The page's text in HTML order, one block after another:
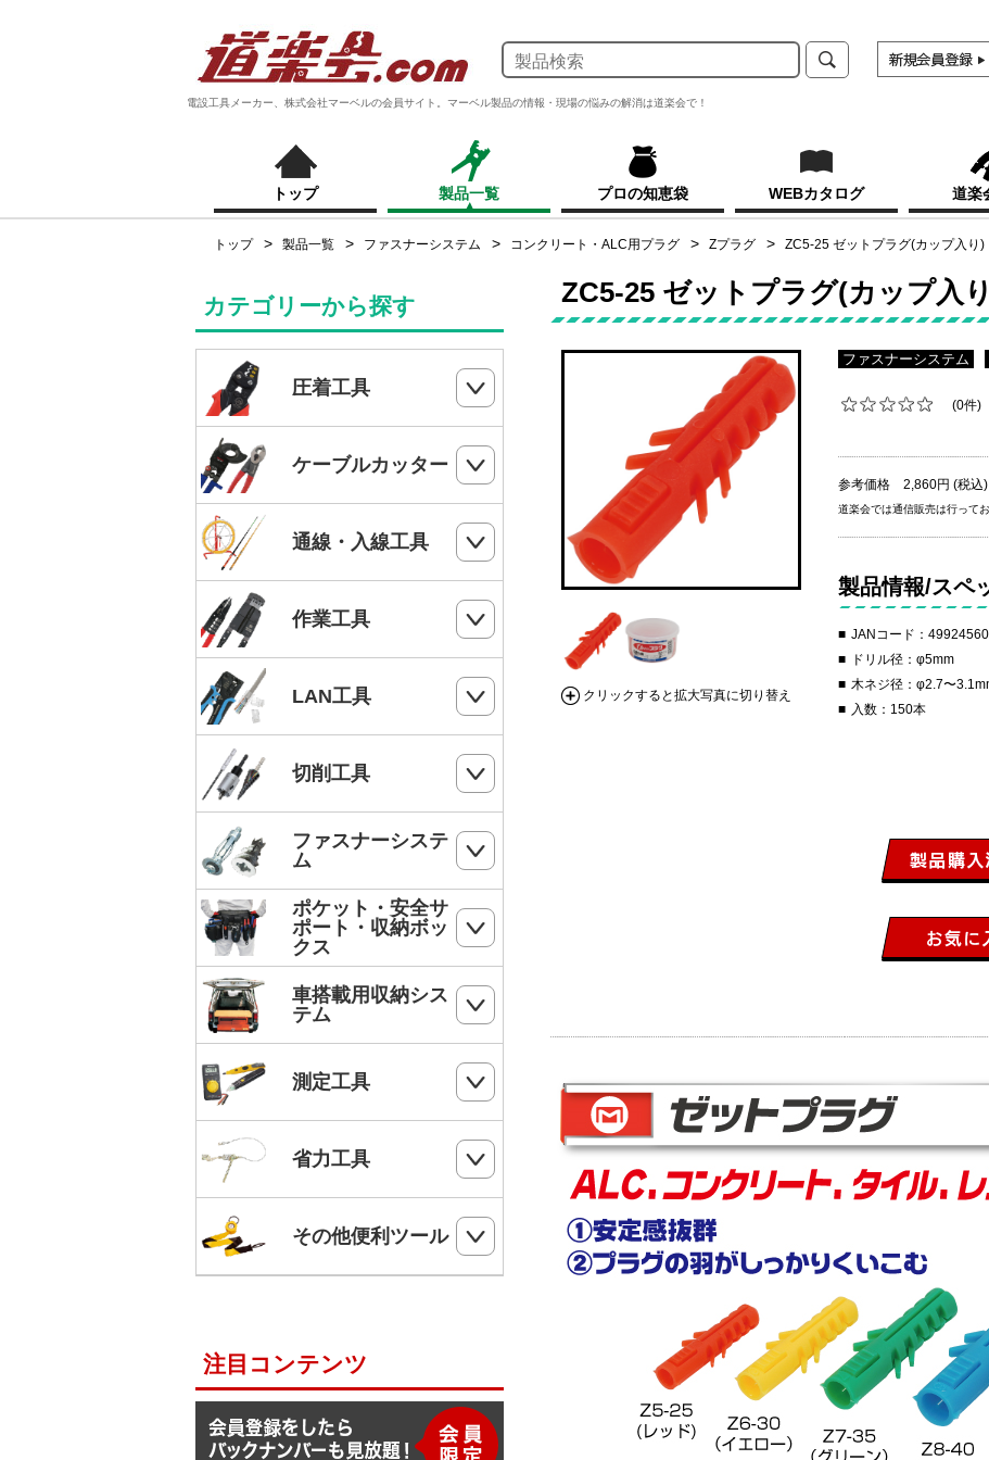
電設工具メーカー、株式会社マーベルの会員サイト。マーベル製品の情報・現場の悩みの解消は道楽会で！
トップ 製品一覧 プロの知恵袋 WEBカタログ 道楽
トップ 製品一覧 ファスナーシステム コンクリート・ALC用プラグ Zプラグ ZC5-25 ゼットプラグ(カップ入り)
ZC5-25 ゼットプラグ(カップ入
クリックすると拡大写真に切り替え
ファスナーシステム
(0件)
参考価格 2,860円 (税込)
道楽会では通信販売は行って
製品情報/スペ
JANコード：
ドリル径：φ5mm
木ネジ径：φ2.7〜
入数：150本
カテゴリーから探す
圧着工具
ハンドプレス
電気工事士技能試験工具セット
手動油圧圧着工具
MC4端子用圧着工具
フェルール端子 圧着工具
ケーブルカッター
ケーブルカッター
ワイヤーカッター
ハードカッター
通線・入線工具
スネークラインシリーズ
Jetラインシリーズ
通線収納ケース
ジョイントライン
スーパーカーボン
スーパースネーク
スーパーイエロー
バケットランナー
SHランナー
ケーブルキャッチャー
ケーブルグリップ
電線リール・ドラムローラー・ウイン
電動ウインチ用ロープ
スチールワイヤー
F1ライン
よび線グリップ
作業工具
切断・パンチ
ストリッパー
電工ペンチ
カッター
電工ナイフ
電工レンチ/ダクトレンチハンマー
電気工事用鋏
鋸
ペンチ
ドライバー
ドリルチャック・シャンクアダプター
ラチェットレンチ
ソケットレンチセット
モンキレンチ
LAN工具
モジュラー圧着工具
LANケーブルストリッパー
モジュラープラグ
モジュラープラグカバー
LANツールキット
パンチダウンツール
切削工具
ドリル
DPドリル
ホールソー
ステップドリル・テーパードリル
ホールソー・ステップドリルセット
油圧フリーパンチ
ビット
ー
ファスナーシステ
ム
コンクリート・ALC用プラグ
ボードリベッター
ボードプラグ
ビス
ケーブルタイ
圧着端子ミニパック
ポケット・安全サ
ポート・収納ボッ
クス
フルハーネス
柱上安全帯用ベルト
幅広柱上安全帯用ベルト
ワークポジショニング用連結ベルト
柱上安全帯用ランヤード
セフティロープ
後付ショルダーベルト
Shuttoシリーズ
車搭載用収納シス
テム
フロアーキャビネット
サイドラック
測定工具
検電器・配線チェッカー
メジャー
省力工具
ベルトスリング
その他便利ツール
脚立ソックス
サビ取りスプレー
注目コンテンツ